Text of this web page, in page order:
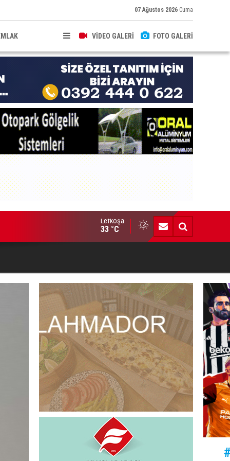
07 Ağustos 2026 Cuma
VİDEO GALERİ FOTO GALERİ
binalarına zarar verenler hakkında yasal işlem başlatıldı
Lefkoşa
33 °C